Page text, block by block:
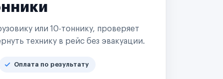
или 10-тоннику, проверяет
технику в рейс без эвакуации.
Оплата по результату